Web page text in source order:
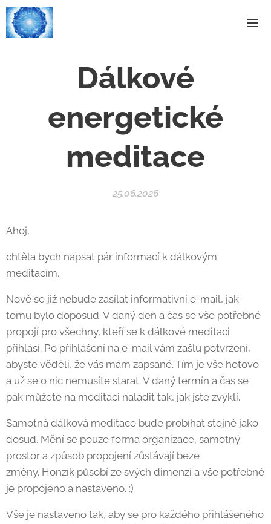
Dálkové
energetické
meditace
25.06.2026
Ahoj,
chtěla bych napsat pár informací k dálkovým
meditacím.
Nově se již nebude zasílat informativní e-mail, jak
tomu bylo doposud. V daný den a čas se vše potřebné
propojí pro všechny, kteří se k dálkové meditaci
přihlásí. Po přihlášení na e-mail vám zašlu potvrzení,
abyste věděli, že vás mám zapsané. Tím je vše hotovo
a už se o nic nemusíte starat. V daný termín a čas se
pak můžete na meditaci naladit tak, jak jste zvyklí.
Samotná dálková meditace bude probíhat stejně jako
dosud. Mění se pouze forma organizace, samotný
prostor a způsob propojení zůstávají beze
změny. Honzík působí ze svých dimenzí a vše potřebné
je propojeno a nastaveno. :)
Vše je nastaveno tak, aby se pro každého přihlášeného